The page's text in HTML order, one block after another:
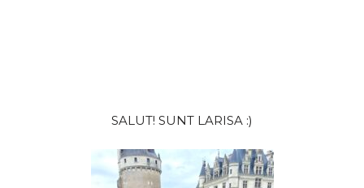
principală
SALUT! SUNT LARISA :)